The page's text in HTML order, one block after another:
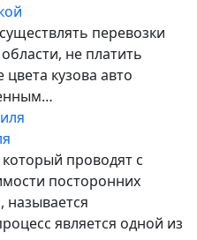
перевозки
не платить
кузова авто
проводят с
посторонних
называется
является одной из